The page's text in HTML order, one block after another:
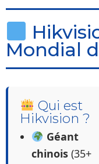
Mondial
Qui est
Hikvision ?
Géant
chinois (35+